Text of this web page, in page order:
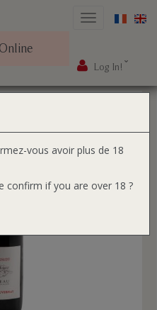
Toggle
Log In!
Rasteau 2019
vous avoir plus de 18
confirm if you are over 18 ?